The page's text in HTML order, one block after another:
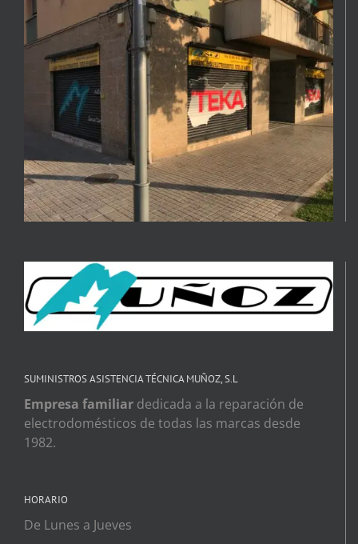
SUMINISTROS ASISTENCIA TÉCNICA MUÑOZ, S.L
Empresa familiar dedicada a la reparación de
electrodomésticos de todas las marcas desde
1982.
HORARIO
De Lunes a Jueves